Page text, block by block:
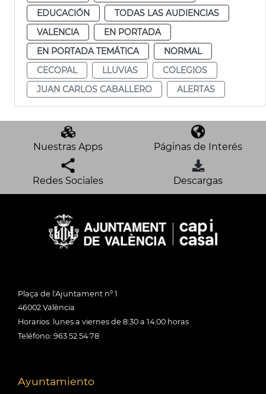
EDUCACIÓN
TODAS LAS AUDIENCIAS
VALENCIA
EN PORTADA
EN PORTADA TEMÁTICA
NORMAL
CECOPAL
LLUVIAS
COLEGIOS
JUAN CARLOS CABALLERO
ALERTAS
Nuestras Apps Páginas de Interés
Redes Sociales Descargas
Plaça de l'Ajuntament nº 1
46002 València
Horarios: lunes a viernes de 8:30 a 14:00 horas
Teléfono: 963 52 54 78
Ayuntamiento